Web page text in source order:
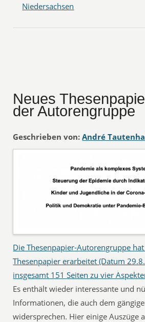
Niedersachsen
Neues
der Autorengruppe
Geschrieben von: André
Die Thesenpapier-Autorengruppe
Thesenpapier erarbeitet (Datum
insgesamt 151 Seiten zu vier
Es enthält wieder interessante und
Informationen, die auch dem
widersprechen. Hier einige Auszüge